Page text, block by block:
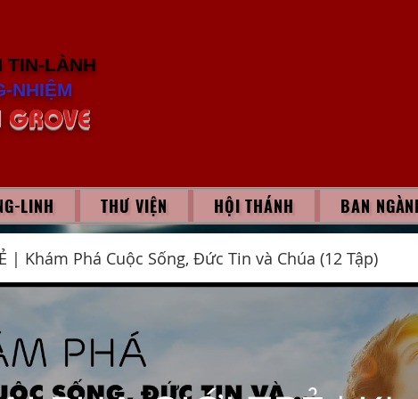
TIN-LÀNH
NHIỆM
GROVE
LINH THƯ VIỆN HỘI THÁNH BAN
| Khám Phá Cuộc Sống, Đức Tin và Chúa (12 Tập)